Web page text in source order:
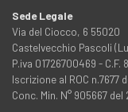
Sede Legale
Via del Ciocco, 6 55020
Castelvecchio Pascoli
P.iva 01726700469 - C.F.
Iscrizione al ROC n.7677
Conc. Min. N° 905667 del